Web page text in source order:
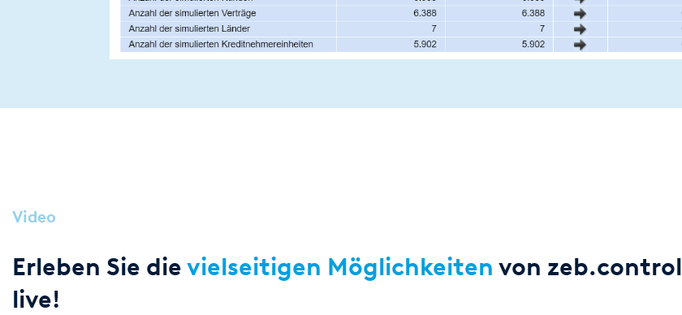
Video
Erleben Sie dievielseitigen Möglichkeiten von zeb.control
live!